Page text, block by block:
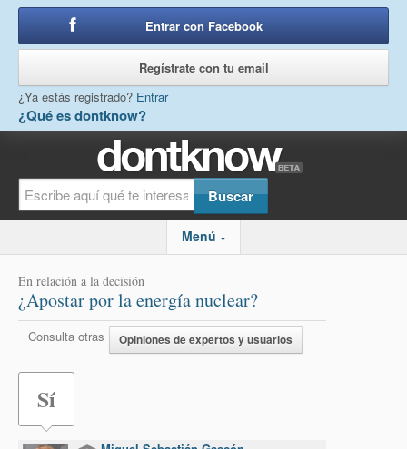
¿Qué es dontknow?
Entrar con Facebook
Regístrate con tu email
¿Ya estás registrado? Entrar
Menú ▼
En relación a la decisión
¿Apostar por la energía nuclear?
Consulta otras Opiniones de expertos y usuarios
Sí